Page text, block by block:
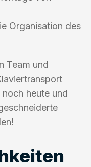
Organisation des
Team und
heute und